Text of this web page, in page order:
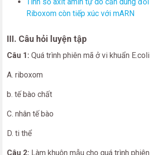
Riboxom còn tiếp xúc với mARN
III. Câu hỏi luyện tập
Câu 1: Quá trình phiên mã ở vi khuẩn
A. riboxom
b. tế bào chất
C. nhân tế bào
D. ti thể
Câu 2: Làm khuôn mẫu cho quá trình